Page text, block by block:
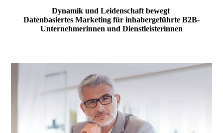
Dynamik und Leidenschaft bewegt
Datenbasiertes Marketing für inhabergeführte B2B-
Unternehmerinnen und Dienstleisterinnen